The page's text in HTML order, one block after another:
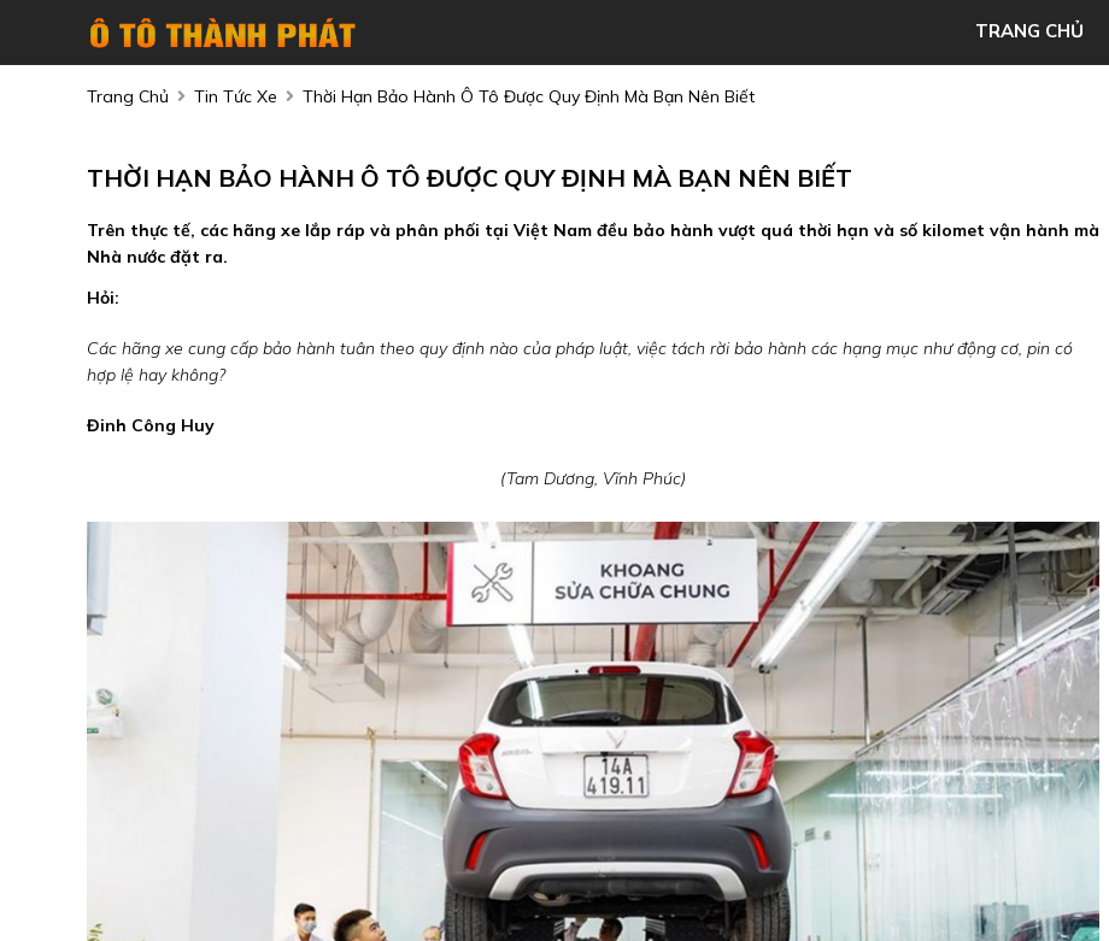
TRANG CHỦ
Trang Chủ Tin Tức Xe Thời Hạn Bảo Hành Ô Tô Được Quy Định Mà Bạn Nên Biết
THỜI HẠN BẢO HÀNH Ô TÔ ĐƯỢC QUY ĐỊNH MÀ BẠN NÊN BIẾT
Trên thực tế, các hãng xe lắp ráp và phân phối tại Việt Nam đều bảo hành vượt quá thời hạn và số kilomet vận hành mà
Nhà nước đặt ra.
Hỏi:
Các hãng xe cung cấp bảo hành tuân theo quy định nào của pháp luật, việc tách rời bảo hành các hạng mục như động cơ, pin có
hợp lệ hay không?
Đinh Công Huy
(Tam Dương, Vĩnh Phúc)